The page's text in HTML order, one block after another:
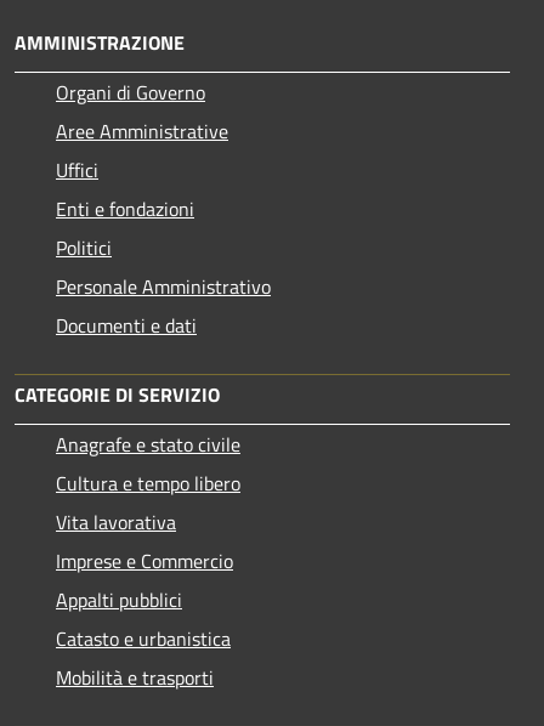
AMMINISTRAZIONE
Organi di Governo
Aree Amministrative
Uffici
Enti e fondazioni
Politici
Personale Amministrativo
Documenti e dati
CATEGORIE DI SERVIZIO
Anagrafe e stato civile
Cultura e tempo libero
Vita lavorativa
Imprese e Commercio
Appalti pubblici
Catasto e urbanistica
Mobilità e trasporti